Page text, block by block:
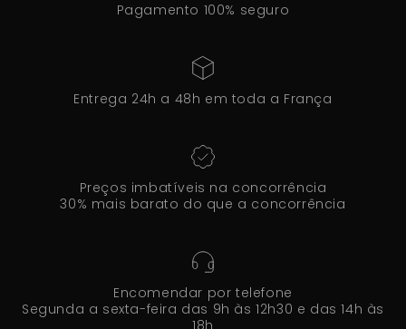
Pagamento 100% seguro
Entrega 24h a 48h em toda a França
Preços imbatíveis na concorrência
30% mais barato do que a concorrência
Encomendar por telefone
Segunda a sexta-feira das 9h às 12h30 e das 14h às
18h